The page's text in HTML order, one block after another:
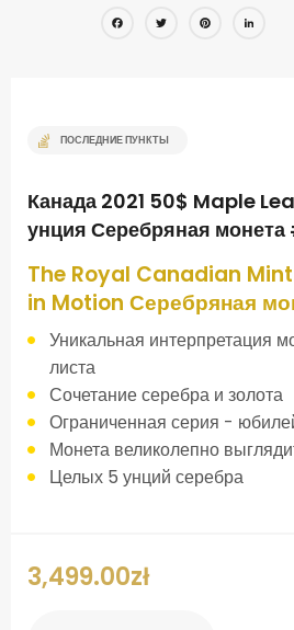
Facebook
Twitter
ПОСЛЕДНИЕ ПУНКТЫ
Канада 2021 50$ Maple
унция Серебряная
The Royal Canadian
in Motion Серебряная
Уникальная интерпретация
листа
Сочетание серебра и золота
Ограниченная серия -
Монета великолепно
Целых 5 унций серебра
3,499.00zł